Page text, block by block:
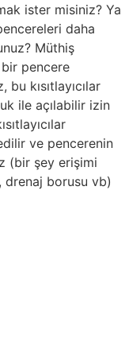
ister misiniz? Ya
daha
Müthiş
pencere
bu kısıtlayıcılar
ile açılabilir izin
ve pencerenin
(bir şey erişimi
drenaj borusu vb)